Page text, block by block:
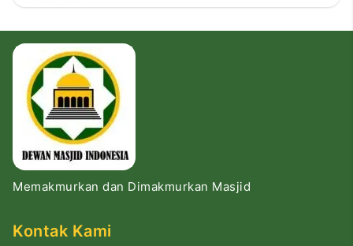
Memakmurkan dan Dimakmurkan Masjid
Kontak Kami